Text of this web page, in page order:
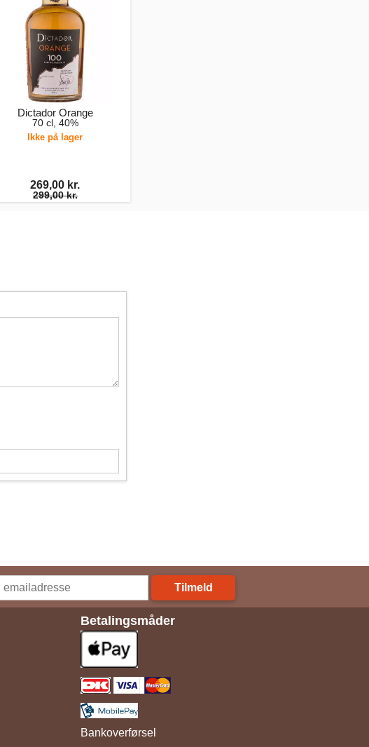
Dictador Orange
70 cl, 40%
Ikke på lager
269,00 kr.
299,00 kr.
Tilmeld
Betalingsmåder
Bankoverførsel